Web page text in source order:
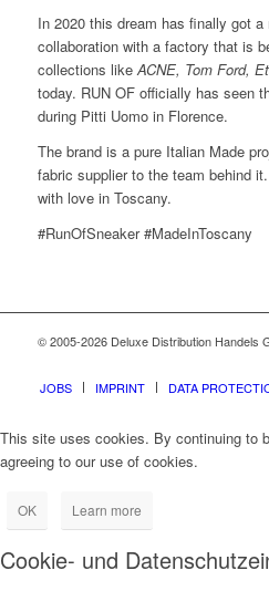
In 2020 this dream has finally got a
collaboration with a factory that is
collections likeACNE, Tom Ford,
today. RUN OF officially has seen
during Pitti Uomo in Florence.
The brand is a pure Italian Made
fabric supplier to the team behind
with love in Toscany.
#RunOfSneaker #MadeInToscany
© 2005-2026 Deluxe Distribution Handels
JOBS IMPRINT DATA
This site uses cookies. By continuing to
agreeing to our use of cookies.
OK Learn more
Cookie- und